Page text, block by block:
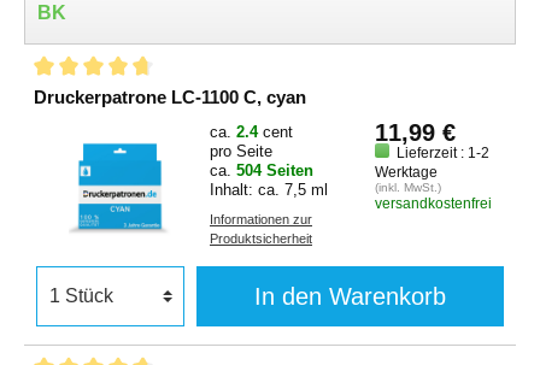
BK
Druckerpatrone LC-1100 C, cyan
ca. 2.4 cent
pro Seite
ca. 504 Seiten
Inhalt: ca. 7,5 ml
Informationen zur
Produktsicherheit
11,99 €
Lieferzeit : 1-2
Werktage
(inkl. MwSt.)
versandkostenfrei
In den Warenkorb